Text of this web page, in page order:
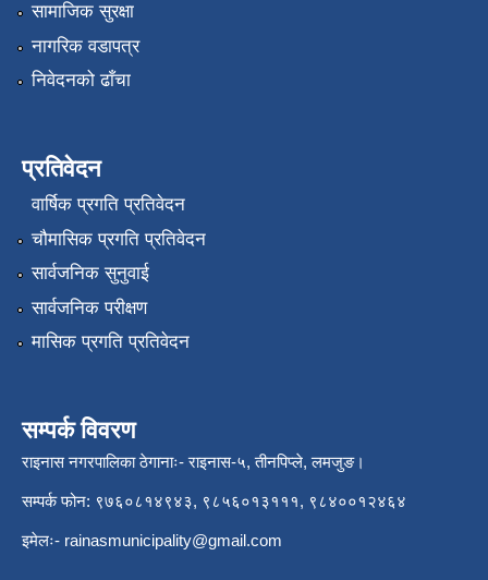
सामाजिक सुरक्षा
नागरिक वडापत्र
निवेदनको ढाँचा
प्रतिवेदन
वार्षिक प्रगति प्रतिवेदन
चौमासिक प्रगति प्रतिवेदन
सार्वजनिक सुनुवाई
सार्वजनिक परीक्षण
मासिक प्रगति प्रतिवेदन
सम्पर्क विवरण
राइनास नगरपालिका ठेगानाः- राइनास-५, तीनपिप्ले, लमजुङ।
सम्पर्क फोन: ९७६०८१४९४३, ९८५६०१३१११, ९८४००१२४६४
इमेलः- rainasmunicipality@gmail.com